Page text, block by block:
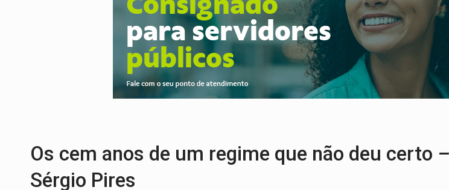
PREVISÃO: Interior de Rondônia terá sábado (8) de calor intenso e tempo firme
INFRAESTRUTURA:Após quase 30 anos de espera, asfalto chega ao bairro Nova
Coreografia de Rondônia estreia na programação do Festival de Dança de
ELEIÇÕES 2026:Sgt. Mouza esclarece 'erro de digitação' em declaração de
Os cem anos de um regime que não deu certo
Sérgio Pires